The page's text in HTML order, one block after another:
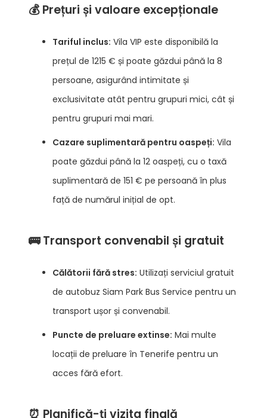
💰 Prețuri și valoare excepționale
Tariful inclus: Vila VIP este disponibilă la
prețul de 1215 € și poate găzdui până la 8
persoane, asigurând intimitate și
exclusivitate atât pentru grupuri mici, cât și
pentru grupuri mai mari.
Cazare suplimentară pentru oaspeți: Vila
poate găzdui până la 12 oaspeți, cu o taxă
suplimentară de 151 € pe persoană în plus
față de numărul inițial de opt.
🚌 Transport convenabil și gratuit
Călătorii fără stres: Utilizați serviciul gratuit
de autobuz Siam Park Bus Service pentru un
transport ușor și convenabil.
Puncte de preluare extinse: Mai multe
locații de preluare în Tenerife pentru un
acces fără efort.
⏰ Planifică-ți vizita finală